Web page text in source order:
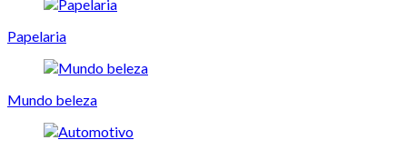
Papelaria
Mundo beleza